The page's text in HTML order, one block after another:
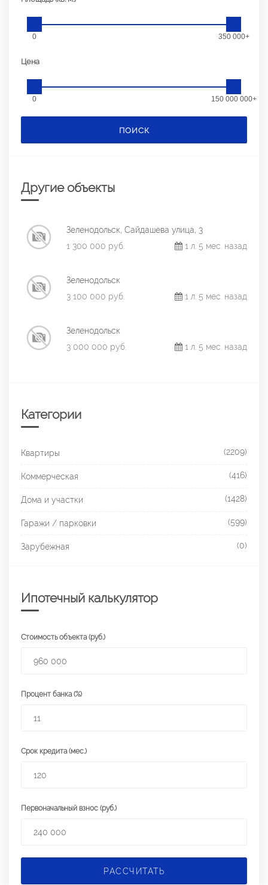
0 350 000+
Цена
0 150 000 000+
ПОИСК
Другие объекты
Зеленодольск, Сайдашева улица, 3
1 300 000 руб.
1 л. 5 мес. назад
Зеленодольск
3 100 000 руб.
1 л. 5 мес. назад
Зеленодольск
3 000 000 руб.
1 л. 5 мес. назад
Категории
Квартиры (2209)
Коммерческая (416)
Дома и участки (1428)
Гаражи / парковки (599)
Зарубежная (0)
Ипотечный калькулятор
Стоимость объекта (руб.)
Процент банка (%)
Срок кредита (мес.)
Первоначальный взнос (руб.)
РАССЧИТАТЬ